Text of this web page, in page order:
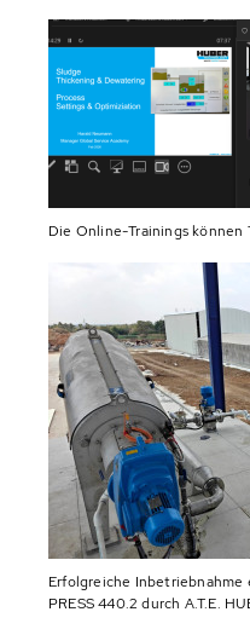
Die Online-Trainings
Erfolgreiche Inbetriebnahme
PRESS 440.2 durch A.T.E.